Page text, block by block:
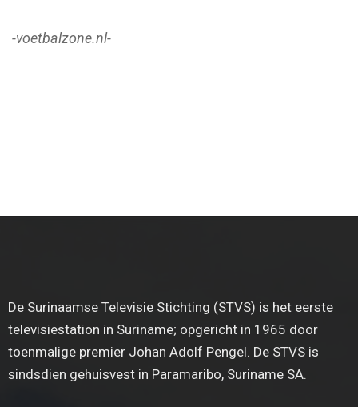
-voetbalzone.nl-
De Surinaamse Televisie Stichting (STVS) is het eerste
televisiestation in Suriname; opgericht in 1965 door
toenmalige premier Johan Adolf Pengel. De STVS is
sindsdien gehuisvest in Paramaribo, Suriname SA.